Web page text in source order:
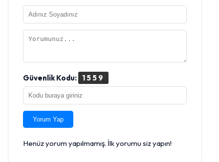
Güvenlik Kodu: 1559
Yorum Yap
Henüz yorum yapılmamış. İlk yorumu siz yapın!